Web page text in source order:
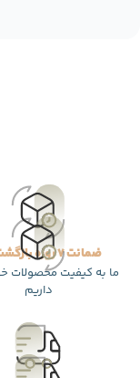
ضمانت 7 روزه بازگشت کالا
ما به کیفیت محصولات
داریم